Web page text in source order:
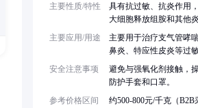
主要性质/特性
具有抗过敏、抗炎作用
大细胞释放组胺和其他炎
主要应用/用途
主要用于治疗支气管哮
鼻炎、特应性皮炎等过敏
安全注意事项
避免与强氧化剂接触，
防护手套和口罩。
参考价格区间
约500-800元/千克（B2B